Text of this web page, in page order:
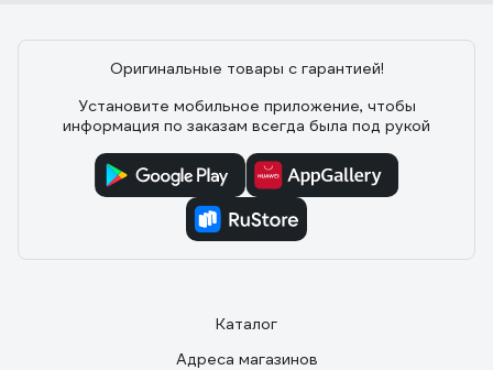
Оригинальные товары с гарантией!
Установите мобильное приложение, чтобы
информация по заказам всегда была под рукой
Каталог
Адреса магазинов